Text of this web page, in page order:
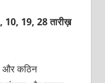
10, 19, 28 तारीख़
और कठिन